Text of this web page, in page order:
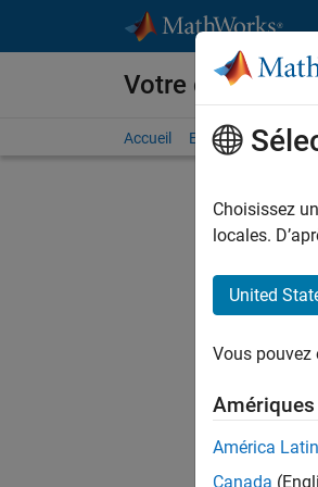
Votre carrière
Accueil Explorer nos
Choisissez
locales.
United
Vous pouvez
Amériques
América
Canada